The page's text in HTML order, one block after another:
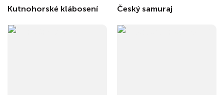
Kutnohorské klábosení Český samuraj